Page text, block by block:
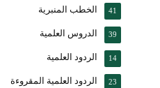
الخطب المنبرية 41
الدروس العلمية 39
الردود العلمية 14
الردود العلمية المقروءة 23